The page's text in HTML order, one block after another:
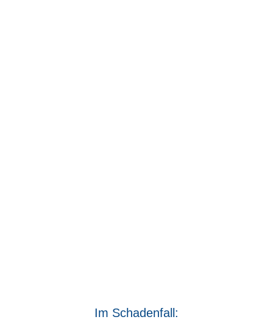
Im Schadenfall: